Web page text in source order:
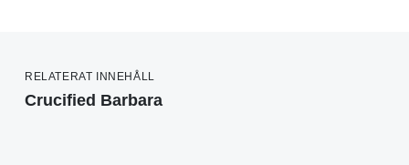
RELATERAT INNEHÅLL
Crucified Barbara